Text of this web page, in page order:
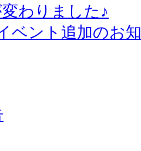
わりました♪
ベント追加のお